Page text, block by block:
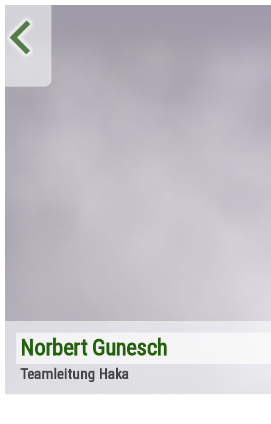
Norbert Gunesch
Teamleitung Haka